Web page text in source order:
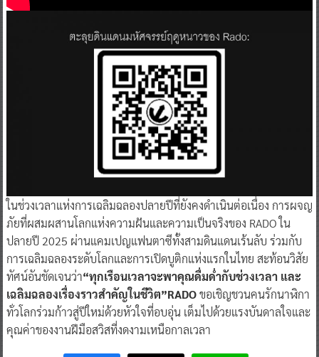
ในช่วงเวลาแห่งการเฉลิมฉลองปลายปีที่ยังคงดำเนินต่อเนื่อง การผจญ
ภัยที่ผสมผสานโลกแห่งความฝันและความเป็นจริงของ RADO ใน
ปลายปี 2025 ผ่านแคมเปญแฟนตาซีทั้งสามดินแดนเร้นลับ ร่วมกับ
การเฉลิมฉลองระดับโลกและการเปิดบูติกแห่งแรกในไทย สะท้อนวิสัย
ทัศน์อันชัดเจนว่า“ทุกเรือนเวลาจะพาคุณดื่มด่ำกับช่วงเวลา และ
เฉลิมฉลองเรื่องราวสำคัญในชีวิต”RADOขอเชิญชวนคนรักนาฬิกา
ทั่วโลกร่วมก้าวสู่ปีใหม่ด้วยหัวใจที่อบอุ่น เต็มไปด้วยแรงบันดาลใจและ
คุณค่าของงานฝีมือสวิสที่งดงามเหนือกาลเวลา